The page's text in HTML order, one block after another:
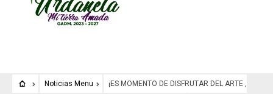
Noticias Menu ¡ES MOMENTO DE DISFRUTAR DEL ARTE ,